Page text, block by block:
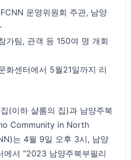
운영위원회 주관, 남양
가팀, 관객 등 150여 명 개회
화센터에서 5월21일까지 리
(이하 샬롬의 집)과 남양주북
Community in North
는 4월 9일 오후 3시, 남양
에서 “2023 남양주북부필리